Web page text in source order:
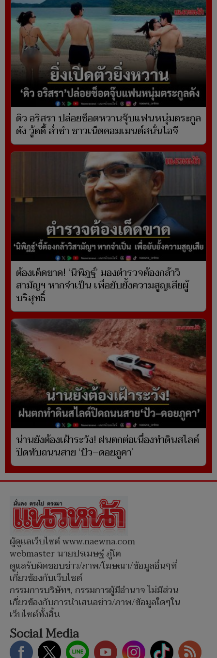
ดิว อริสรา ปล่อยช็อตหวานจุ๊บแฟนหนุ่มตระกูล
ดัง วู้ดดี้ ล่ำซำ ชาวเน็ตคอมเมนต์สนั่นไอจี
ต้องเด็ดขาด! ‘นิพิฏฐ์’ มองตำรวจต้องกล้าวิ
สามัญฯ หากจำเป็น เพื่อยับยั้งความสูญเสียผู้
บริสุทธิ์
น่านยังต้องเฝ้าระวัง! ฝนตกต่อเนื่องทำดินสไลด์
ปิดทับถนนสาย ‘ปัว–ดอยภูคา’
ผู้ดูแลเว็บไซต์ www.naewna.com
webmaster นายปรเมษฐ์ ภู่โต
ดูแลรับผิดชอบข่าว/ภาพ/โฆษณา/ข้อมูลอื่นๆที่
เกี่ยวข้องกับเว็บไซต์
กรรมการบริษัทฯ, กรรมการผู้มีอำนาจ ไม่มีส่วน
เกี่ยวข้องกับการนำเสนอข่าว/ภาพ/ข้อมูลใดๆใน
เว็บไซต์ทั้งสิ้น
Social Media